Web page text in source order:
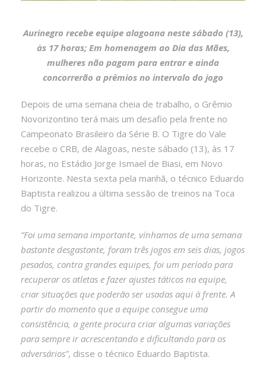
Aurinegro recebe equipe alagoana neste sábado (13),
às 17 horas; Em homenagem ao Dia das Mães,
mulheres não pagam para entrar e ainda
concorrerão a prêmios no intervalo do jogo
Depois de uma semana cheia de trabalho, o Grêmio
Novorizontino terá mais um desafio pela frente no
Campeonato Brasileiro da Série B. O Tigre do Vale
recebe o CRB, de Alagoas, neste sábado (13), às 17
horas, no Estádio Jorge Ismael de Biasi, em Novo
Horizonte. Nesta sexta pela manhã, o técnico Eduardo
Baptista realizou a última sessão de treinos na Toca
do Tigre.
“Foi uma semana importante, vínhamos de uma semana
bastante desgastante, foram três jogos em seis dias, jogos
pesados, contra grandes equipes, foi um período para
recuperar os atletas e fazer ajustes táticos na equipe,
criar situações que poderão ser usadas aqui à frente. A
partir do momento que a equipe consegue uma
consistência, a gente procura criar algumas variações
para sempre ir acrescentando e dificultando para os
adversários”, disse o técnico Eduardo Baptista.